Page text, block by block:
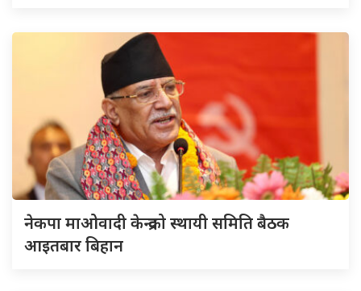
नेकपा माओवादी केन्द्रको स्थायी समिति बैठक
आइतबार बिहान